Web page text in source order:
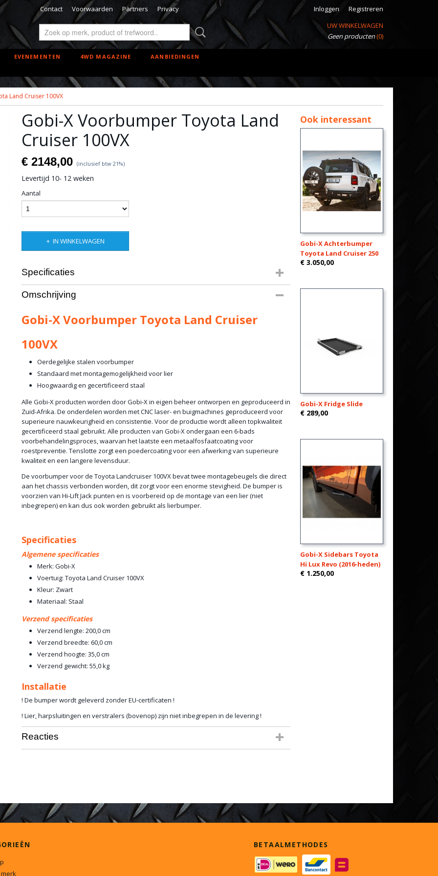
Contact Voorwaarden Partners Privacy Inloggen
Registreren
UW WINKELWAGEN
Geen producten(0)
EVENEMENTEN 4WD MAGAZINE AANBIEDINGEN
Land Cruiser 100VX
Gobi-X Voorbumper Toyota Land
Cruiser 100VX
€ 2148,00 (inclusief btw 21%)
Levertijd 10- 12 weken
Aantal
IN WINKELWAGEN
Specificaties
Productcode leverancier
Bruto gewicht
Omschrijving
Gobi-X Voorbumper Toyota Land Cruiser
100VX
Oerdegelijke stalen voorbumper
Standaard met montagemogelijkheid voor lier
Hoogwaardig en gecertificeerd staal
Alle Gobi-X producten worden door Gobi-X in eigen beheer ontworpen en geproduceerd in
Zuid-Afrika. De onderdelen worden met CNC laser- en buigmachines geproduceerd voor
superieure nauwkeurigheid en consistentie. Voor de productie wordt alleen topkwaliteit
gecertificeerd staal gebruikt. Alle producten van Gobi-X ondergaan een 6-bads
voorbehandelingsproces, waarvan het laatste een metaalfosfaatcoating voor
roestpreventie. Tenslotte zorgt een poedercoating voor een afwerking van superieure
kwaliteit en een langere levensduur.
De voorbumper voor de Toyota Landcruiser 100VX bevat twee montagebeugels die direct
aan het chassis verbonden worden, dit zorgt voor een enorme stevigheid. De bumper is
voorzien van Hi-Lift Jack punten en is voorbereid op de montage van een lier (niet
inbegrepen) en kan dus ook worden gebruikt als lierbumper.
Specificaties
Algemene specificaties
Merk: Gobi-X
Voertuig: Toyota Land Cruiser 100VX
Kleur: Zwart
Materiaal: Staal
Verzend specificaties
Verzend lengte: 200,0 cm
Verzend breedte: 60,0 cm
Verzend hoogte: 35,0 cm
Verzend gewicht: 55,0 kg
Installatie
! De bumper wordt geleverd zonder EU-certificaten !
! Lier, harpsluitingen en verstralers (bovenop) zijn niet inbegrepen in de levering !
Reacties
Ook interessant
Gobi-X Achterbumper
Toyota Land Cruiser 250
€ 3.050,00
Gobi-X Fridge Slide
€ 289,00
Gobi-X Sidebars Toyota
Hi Lux Revo (2016-heden)
€ 1.250,00
BETAALMETHODES